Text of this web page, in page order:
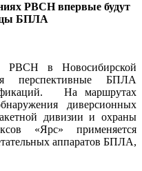
РВСН впервые будут
БПЛА
РВСН в Новосибирской
перспективные БПЛА
На маршрутах
диверсионных
дивизии и охраны
«Ярс» применяется
аппаратов БПЛА,